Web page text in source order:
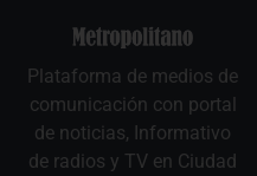
Plataforma de medios de
comunicación con portal
de noticias, Informativo
de radios y TV en Ciudad